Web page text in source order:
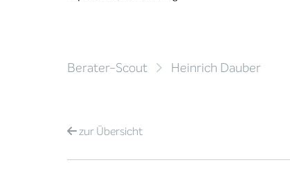
Berater-Scout Heinrich Dauber
zurÜbersicht